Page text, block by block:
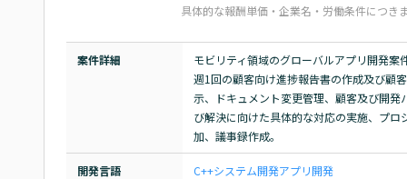
具体的な報酬単価・企業名・労働条件につき
案件詳細
モビリティ領域のグローバルアプリ開発案
週1回の顧客向け進捗報告書の作成及び顧
示、ドキュメント変更管理、顧客及び開
び解決に向けた具体的な対応の実施、プ
加、議事録作成。
開発言語 C++システム開発アプリ開発